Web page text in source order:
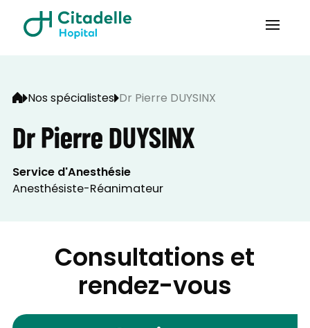
Nos spécialistes Dr Pierre DUYSINX
Dr Pierre DUYSINX
Service d'Anesthésie
Anesthésiste-Réanimateur
Consultations et
rendez-vous